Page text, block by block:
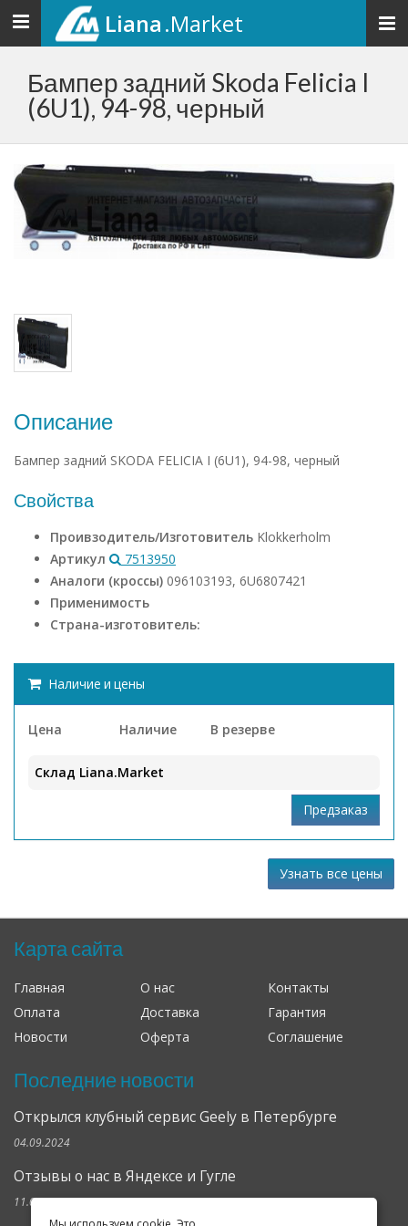
Toggle
navigation
Liana.Market
Бампер задний Skoda Felicia I
(6U1), 94-98, черный
Описание
Бампер задний SKODA FELICIA I (6U1), 94-98, черный
Свойства
Проивзодитель/Изготовитель Klokkerholm
Артикул
7513950
Аналоги (кроссы) 096103193, 6U6807421
Применимость
Страна-изготовитель:
Наличие и цены
Цена Наличие В резерве
Склад Liana.Market
Узнать все цены
Карта сайта
Главная О нас
Контакты
Оплата
Доставка
Гарантия
Новости
Оферта Соглашение
Последние новости
Открылся клубный сервис Geely в Петербурге
04.09.2024
Отзывы о нас в Яндексе и Гугле
11.02.2019